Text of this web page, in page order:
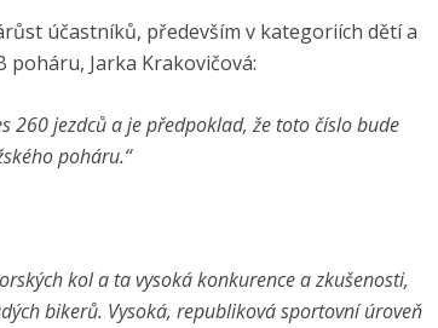
účastníků, především v kategoriích dětí a
Jarka Krakovičová:
260 jezdců a je předpoklad, že toto číslo bude
poháru.“
kol a ta vysoká konkurence a zkušenosti,
bikerů. Vysoká, republiková sportovní úroveň